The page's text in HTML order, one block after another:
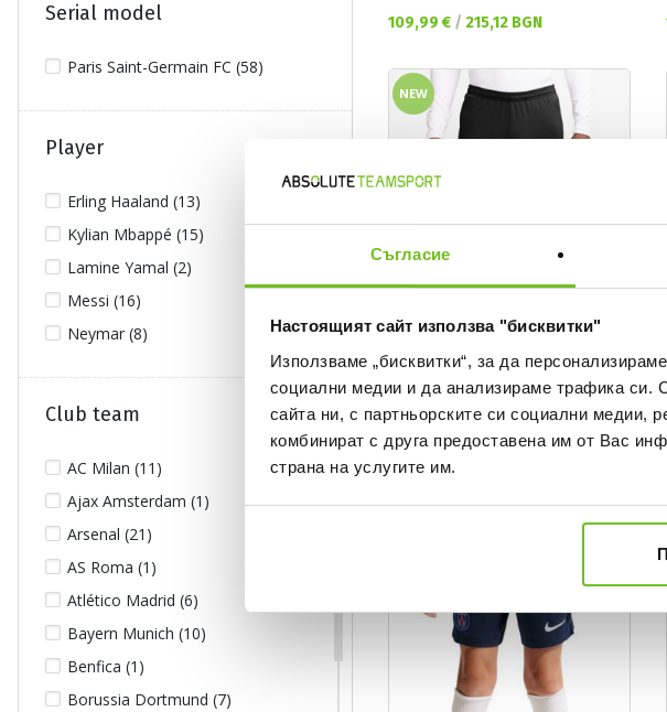
Съгласие
Настоящият сайт използва "бисквитки"
Използваме „бисквитки“, за да
социални медии и да анализираме трафика си.
сайта ни, с партньорските си социални медии,
комбинират с друга предоставена им от Вас
страна на услугите им.
Serial model
Paris Saint-Germain FC (58)
Player
Erling Haaland (13)
Kylian Mbappé (15)
Lamine Yamal (2)
Messi (16)
Neymar (8)
Club team
AC Milan (11)
Ajax Amsterdam (1)
Arsenal (21)
AS Roma (1)
Atlético Madrid (6)
Bayern Munich (10)
Benfica (1)
Borussia Dortmund (7)
Текуща цена:
109,99 € / 215,12 BGN
NEW
Текуща цена:
74,99 €/146,67 BGN
NEW